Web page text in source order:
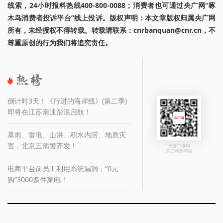
线索，24小时报料热线400-800-0088；消费者也可通过央广网“啄
木鸟消费者投诉平台”线上投诉。版权声明：本文章版权归属央广网
所有，未经授权不得转载。转载请联系：cnrbanquan@cnr.cn，不
尊重原创的行为我们将追究责任。
倒计时3天！《行进的海岸线》(第二季)
即将在江苏南通踏浪启航！
暴雨、雷电、山洪、积水内涝、地质灾
害，北京五预警齐发！
电商平台前员工利用系统漏洞，“0元
购”3000多件家电！
长按二维码
关注精彩内容